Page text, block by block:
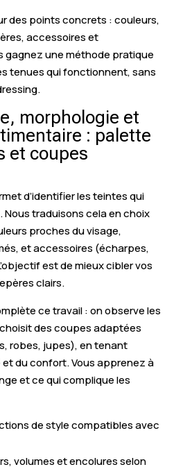
des points concrets : couleurs,
accessoires et
gagnez une méthode pratique
tenues qui fonctionnent, sans
morphologie et
: palette
et coupes
d’identifier les teintes qui
Nous traduisons cela en choix
proches du visage,
et accessoires (écharpes,
est de mieux cibler vos
clairs.
ce travail : on observe les
des coupes adaptées
robes, jupes), en tenant
du confort. Vous apprenez à
et ce qui complique les
de style compatibles avec
volumes et encolures selon